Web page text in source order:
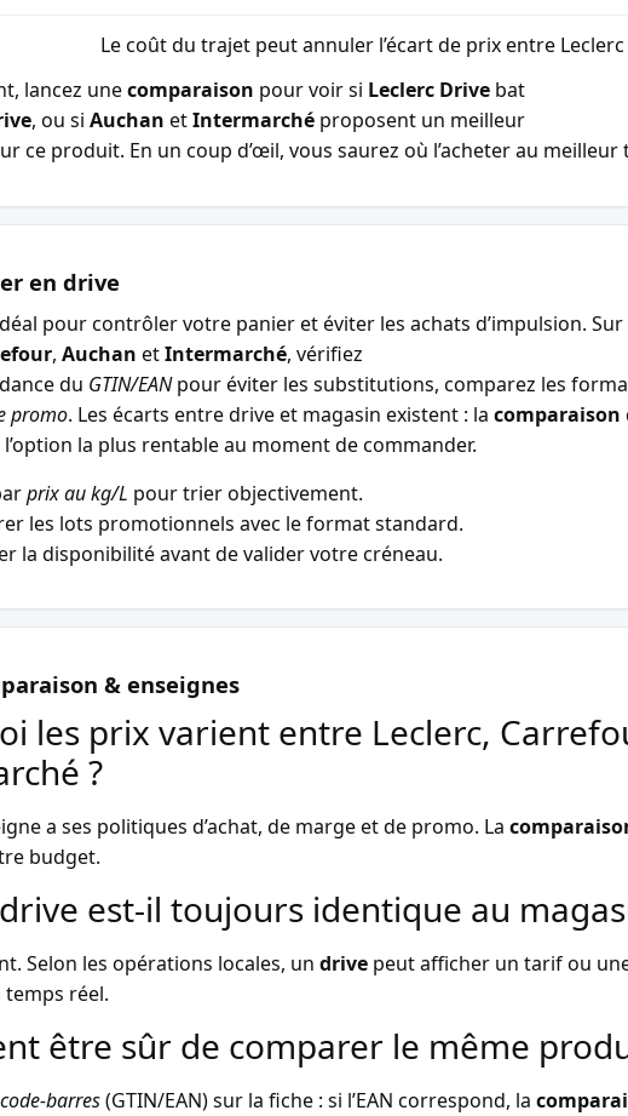
Le coût du trajet peut annuler l’écart de prix entre
lancez unecomparaison pour voir si Leclerc Drive bat
, ou si Auchan etIntermarché proposent un meilleur
ce produit. En un coup d’œil, vous saurez où l’acheter au meilleur
en drive
pour contrôler votre panier et éviter les achats d’impulsion. Sur
, Auchan etIntermarché, vérifiez
du GTIN/EANpour éviter les substitutions, comparez les
promo. Les écarts entre drive et magasin existent : la comparaison
la plus rentable au moment de commander.
prix au kg/L pour trier objectivement.
les lots promotionnels avec le format standard.
la disponibilité avant de valider votre créneau.
& enseignes
les prix varient entre Leclerc,
?
a ses politiques d’achat, de marge et de promo. La
budget.
est-il toujours identique au
Selon les opérations locales, un drive peut afficher un tarif ou
réel.
être sûr de comparer le même
code-barres(GTIN/EAN) sur la fiche : si l’EAN correspond, la